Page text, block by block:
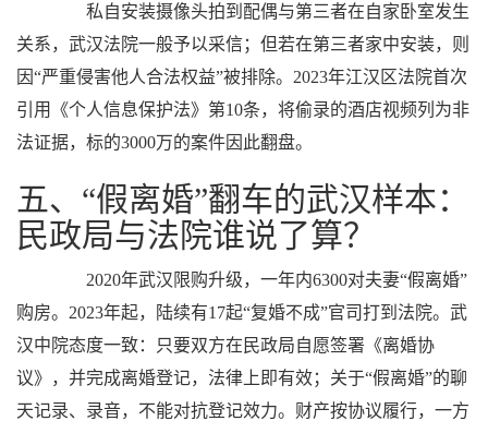
私自安装摄像头拍到配偶与第三者在自家卧室发生
关系，武汉法院一般予以采信；但若在第三者家中安装，则
因“严重侵害他人合法权益”被排除。2023年江汉区法院首次
引用《个人信息保护法》第10条，将偷录的酒店视频列为非
法证据，标的3000万的案件因此翻盘。
五、“假离婚”翻车的武汉样本：
民政局与法院谁说了算？
2020年武汉限购升级，一年内6300对夫妻“假离婚”
购房。2023年起，陆续有17起“复婚不成”官司打到法院。武
汉中院态度一致：只要双方在民政局自愿签署《离婚协
议》，并完成离婚登记，法律上即有效；关于“假离婚”的聊
天记录、录音，不能对抗登记效力。财产按协议履行，一方